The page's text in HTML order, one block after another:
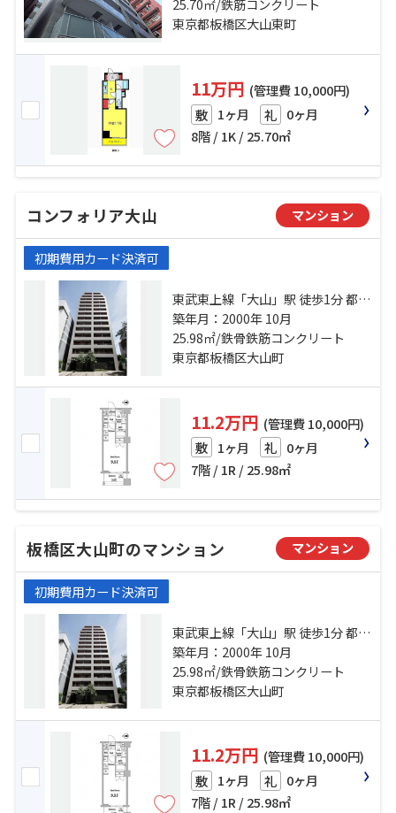
三田線「板橋区役所前」駅 徒歩4分
25.70㎡/鉄筋コンクリート
東京都板橋区大山東町
11万円 (管理費 10,000円)
敷 1ヶ月 礼 0ヶ月
8階 / 1K / 25.70㎡
コンフォリア大山 マンション
初期費用カード決済可
東武東上線「大山」駅 徒歩1分 都営
三田線「板橋区役所前」駅 徒歩12
分 東武東上線「中板橋」駅 徒歩17
分
築年月：2000年 10月
25.98㎡/鉄骨鉄筋コンクリート
東京都板橋区大山町
11.2万円 (管理費 10,000円)
敷 1ヶ月 礼 0ヶ月
7階 / 1R / 25.98㎡
板橋区大山町のマンション マンション
初期費用カード決済可
東武東上線「大山」駅 徒歩1分 都営
三田線「板橋区役所前」駅 徒歩12
分 東武東上線「中板橋」駅 徒歩17
分
築年月：2000年 10月
25.98㎡/鉄骨鉄筋コンクリート
東京都板橋区大山町
11.2万円 (管理費 10,000円)
敷 1ヶ月 礼 0ヶ月
7階 / 1R / 25.98㎡